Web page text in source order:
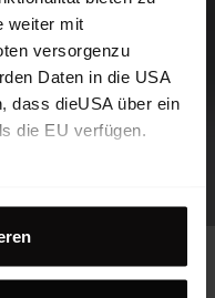
weiter mit
versorgenzu
Daten in die USA
dass dieUSA über ein
die EU verfügen.